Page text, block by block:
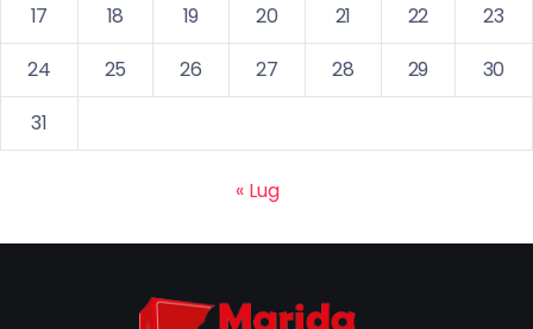
17
18 19 20 21 22
23
24
25 26 27 28 29
30
31
« Lug